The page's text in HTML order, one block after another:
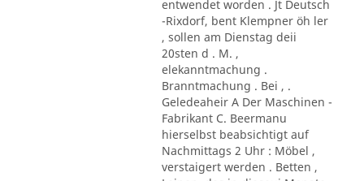
entwendet worden . Jt Deutsch
-Rixdorf, bent Klempner öh ler
, sollen am Dienstag deii
20sten d . M. ,
elekanntmachung .
Branntmachung . Bei , .
Geledeaheir A Der Maschinen -
Fabrikant C. Beermanu
hierselbst beabsichtigt auf
Nachmittags 2 Uhr : Möbel ,
verstaigert werden . Betten ,